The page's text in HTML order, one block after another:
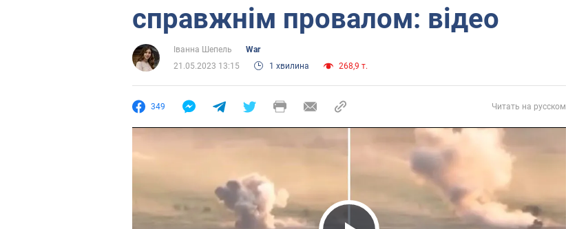
справжнім провалом: відео
Іванна Шепель
War
21.05.2023 13:15
1 хвилина 268,9 т.
349 Читать на русском